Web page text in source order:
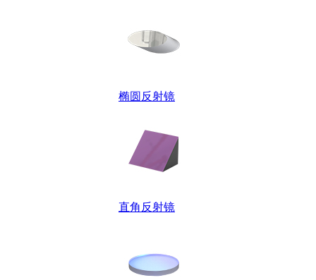
椭圆反射镜
直角反射镜